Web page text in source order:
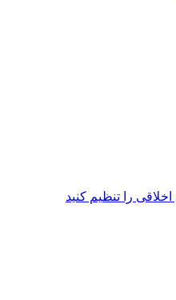
را تنظیم کنید